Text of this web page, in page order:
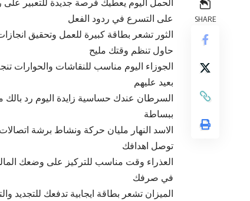
SHARE
الحمل اليوم يعطيك فرصة جديدة للتعبير
على التسرع في ردود الفعل
الثور تشعر بطاقة كبيرة للعمل وتحقيق
حاول تنظم وقتك مليح
الجوزاء اليوم مناسب للنقاشات
بعيد عليهم
السرطان عندك حساسية زايدة اليوم رد بالك
ببساطة
الاسد النهار مليان حركة ونشاط برشة
توصل اهدافك
العذراء وقت مناسب للتركيز على وضعك
في صرفك
الميزان تشعر بطاقة ايجابية تدفعك